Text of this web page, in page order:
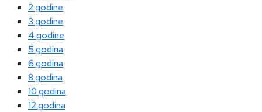
2 godine
3 godine
4 godine
5 godina
6 godina
8 godina
10 godina
12 godina